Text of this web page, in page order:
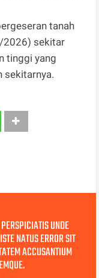
tanah
2026) sekitar
tinggi yang
sekitarnya.
UNDE
NATUS ERROR SIT
ACCUSANTIUM